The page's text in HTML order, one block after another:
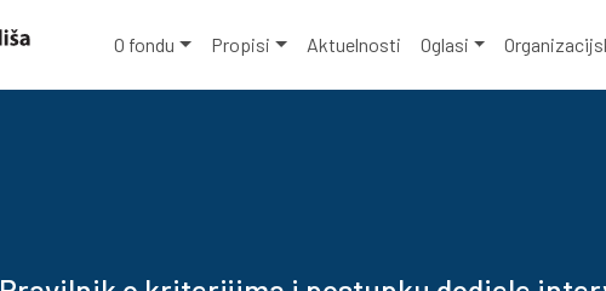
O fondu
Propisi Aktuelnosti Oglasi